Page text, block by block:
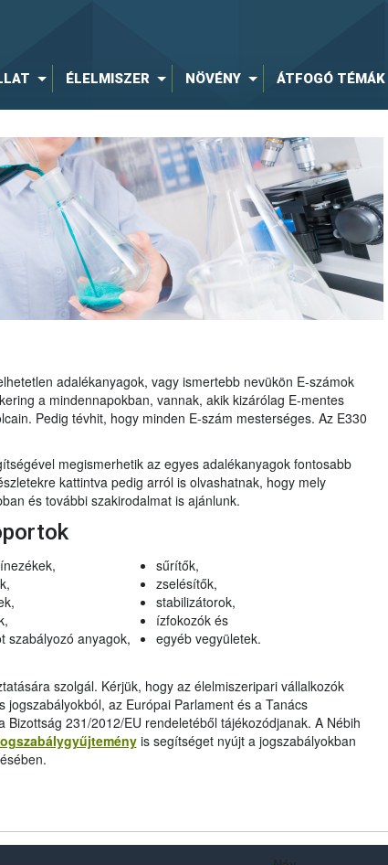
ÉLELMISZER NÖVÉNY ÁTFOGÓ TÉMÁK
adalékanyagok, vagy ismertebb nevükön E-számok
a mindennapokban, vannak, akik kizárólag E-mentes
Pedig tévhit, hogy minden E-szám mesterséges. Az E330
megismerhetik az egyes adalékanyagok fontosabb
kattintva pedig arról is olvashatnak, hogy mely
és további szakirodalmat is ajánlunk.
szabályozó anyagok,
sűrítők,
zselésítők,
stabilizátorok,
ízfokozók és
egyéb vegyületek.
szolgál. Kérjük, hogy az élelmiszeripari vállalkozók
jogszabályokból, az Európai Parlament és a Tanács
Bizottság 231/2012/EU rendeletéből tájékozódjanak. A Nébih
is segítséget nyújt a jogszabályokban